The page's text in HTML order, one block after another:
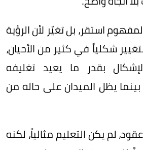
استقر، بل تغيّر لأن الرؤية
شكلياً في كثير من الأحيان،
بقدر ما يعيد تغليفه
يظل الميدان على حاله من
لم يكن التعليم مثالياً، لكنه